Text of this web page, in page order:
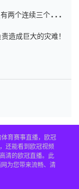
两个连续三个连续
造成巨大的灾难！
育赛事直播，欧冠
还能看到欧冠视频
清的欧冠直播。此
为您带来流畅、清